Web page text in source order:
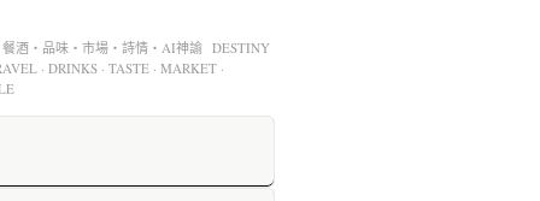
酒・品味・市場・詩情・AI神諭 DESTINY
· DRINKS · TASTE · MARKET ·